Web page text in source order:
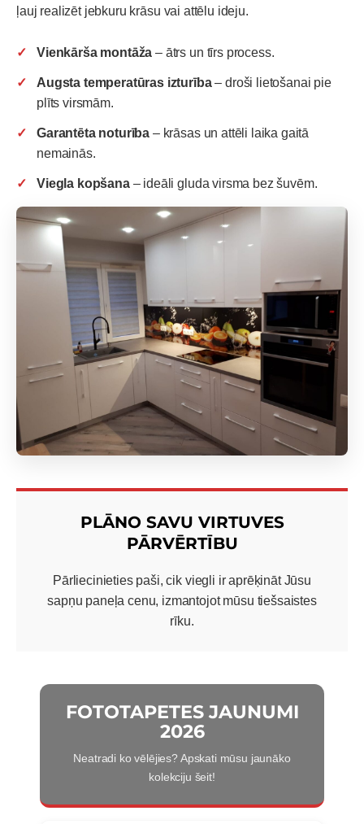
FOTOTAPETES JAUNUMI
2026
Neatradi ko vēlējies? Apskati mūsu jaunāko
kolekciju šeit!
ļauj realizēt jebkuru krāsu vai attēlu ideju.
Vienkārša montāža – ātrs un tīrs process.
Augsta temperatūras izturība– droši lietošanai pie
plīts virsmām.
Garantēta noturība – krāsas un attēli laika gaitā
nemainās.
Viegla kopšana– ideāli gluda virsma bez šuvēm.
PLĀNO SAVU VIRTUVES
PĀRVĒRTĪBU
Pārliecinieties paši, cik viegli ir aprēķināt Jūsu
sapņu paneļa cenu, izmantojot mūsu tiešsaistes
rīku.